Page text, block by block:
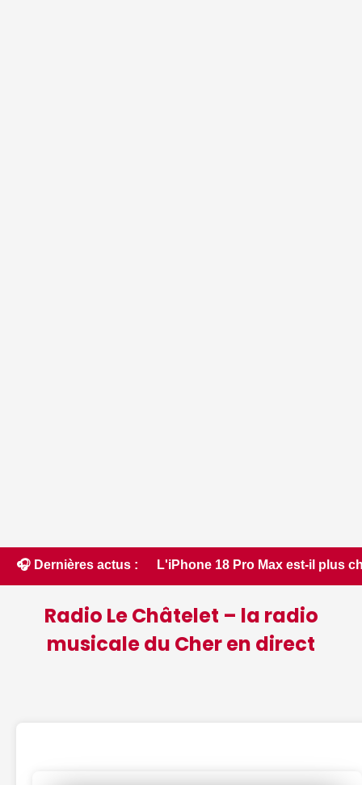
🎧 Dernières actus :
• 📰 L'iPhone 18 Pro Max est-il plus cher que
Radio Le Châtelet – la radio
musicale du Cher en direct